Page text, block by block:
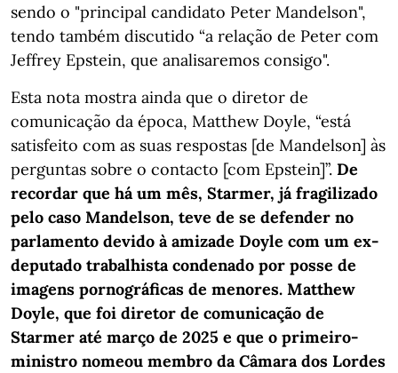
sendo o "principal candidato Peter Mandelson",
tendo também discutido “a relação de Peter com
Jeffrey Epstein, que analisaremos consigo".
Esta nota mostra ainda que o diretor de
comunicação da época, Matthew Doyle, “está
satisfeito com as suas respostas [de Mandelson] às
perguntas sobre o contacto [com Epstein]”. De
recordar que há um mês, Starmer, já fragilizado
pelo caso Mandelson, teve de se defender no
parlamento devido à amizade Doyle com um ex-
deputado trabalhista condenado por posse de
imagens pornográficas de menores. Matthew
Doyle, que foi diretor de comunicação de
Starmer até março de 2025 e que o primeiro-
ministro nomeou membro da Câmara dos Lordes